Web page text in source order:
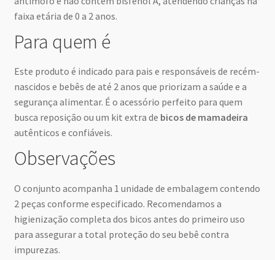
faixa etária de 0 a 2 anos.
Para quem é
Este produto é indicado para pais e responsáveis de recém-
nascidos e bebês de até 2 anos que priorizam a saúde e a
segurança alimentar. É o acessório perfeito para quem
busca reposição ou um kit extra de bicos de mamadeira
autênticos e confiáveis.
Observações
O conjunto acompanha 1 unidade de embalagem contendo
2 peças conforme especificado. Recomendamos a
higienização completa dos bicos antes do primeiro uso
para assegurar a total proteção do seu bebê contra
impurezas.